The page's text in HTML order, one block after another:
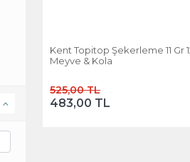
Kent Topitop Şekerleme 11 Gr
Meyve & Kola
525,00 TL
483,00 TL